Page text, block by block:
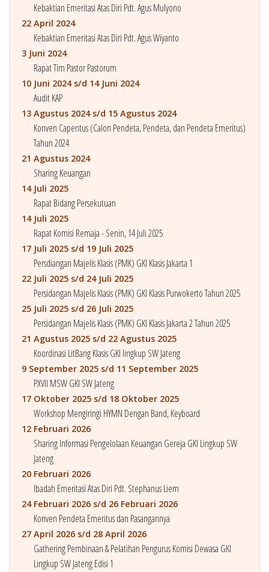
Kebaktian Emeritasi Atas Diri Pdt. Agus Mulyono
22 April 2024
Kebaktian Emeritasi Atas Diri Pdt. Agus Wiyanto
3 Juni 2024
Rapat Tim Pastor Pastorum
10 Juni 2024 s/d 14 Juni 2024
Audit KAP
13 Agustus 2024 s/d 15 Agustus 2024
Konven Capentus (Calon Pendeta, Pendeta, dan Pendeta Emeritus)
Tahun 2024
21 Agustus 2024
Sharing Keuangan
14 Juli 2025
Rapat Bidang Persekutuan
14 Juli 2025
Rapat Komisi Remaja - Senin, 14 Juli 2025
17 Juli 2025 s/d 19 Juli 2025
Persdiangan Majelis Klasis (PMK) GKI Klasis Jakarta 1
22 Juli 2025 s/d 24 Juli 2025
Persidangan Majelis Klasis (PMK) GKI Klasis Purwokerto Tahun 2025
25 Juli 2025 s/d 26 Juli 2025
Persidangan Majelis Klasis (PMK) GKI Klasis Jakarta 2 Tahun 2025
21 Agustus 2025 s/d 22 Agustus 2025
Koordinasi LitBang Klasis GKI lingkup SW Jateng
9 September 2025 s/d 11 September 2025
PXVII MSW GKI SW Jateng
17 Oktober 2025 s/d 18 Oktober 2025
Workshop Mengiringi HYMN Dengan Band, Keyboard
12 Februari 2026
Sharing Informasi Pengelolaan Keuangan Gereja GKI Lingkup SW
Jateng
20 Februari 2026
Ibadah Emeritasi Atas Diri Pdt. Stephanus Liem
24 Februari 2026 s/d 26 Februari 2026
Konven Pendeta Emeritus dan Pasangannya
27 April 2026 s/d 28 April 2026
Gathering Pembinaan & Pelatihan Pengurus Komisi Dewasa GKI
Lingkup SW Jateng Edisi 1